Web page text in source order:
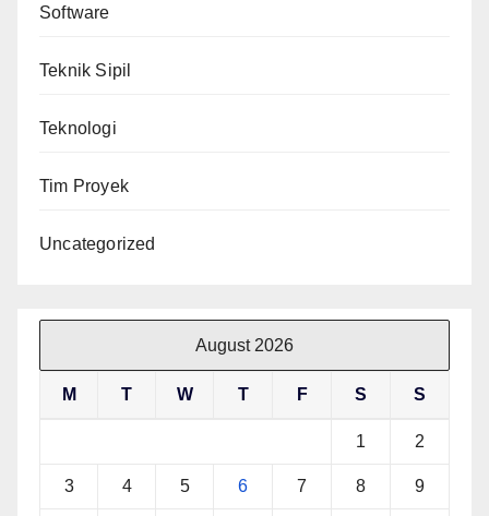
Software
Teknik Sipil
Teknologi
Tim Proyek
Uncategorized
August 2026
M T W T F S S
1 2
3 4 5 6 7 8 9